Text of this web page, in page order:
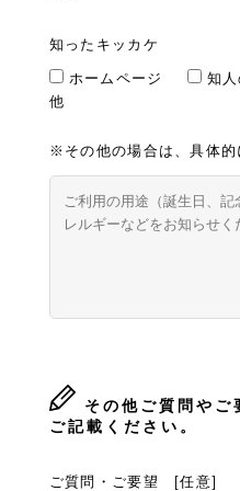
知ったキッカケ
ホームページ
知
他
※その他の場合は、具体的
その他ご質問やご
ご記載ください。
ご質問・ご要望 [任意]